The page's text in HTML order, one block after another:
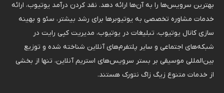
بهترین سرویس‌ها را به آن‌ها ارائه دهد. نقد کردن درآمد یوتیوب، ارائه
خدمات مشاوره تخصصی به یوتیوبرها برای رشد بیشتر، سئو و بهینه
سازی کانال یوتیوب، تبلیغات در یوتیوب، مدیریت کپی رایت در
شبکه‌های اجتماعی و سایر پلتفرم‌های آنلاین شناخته شده و توزیع
بین‌المللی موسیقی بر بستر سرویس‌های استریم آنلاین، تنها از بخشی
از خدمات متنوع زیگ زاگ نتورک هستند.